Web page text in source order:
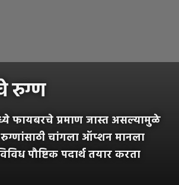
रुग्ण
फायबरचे प्रमाण जास्त असल्यामुळे
रुग्णांसाठी चांगला ऑप्शन मानला
पौष्टिक पदार्थ तयार करता